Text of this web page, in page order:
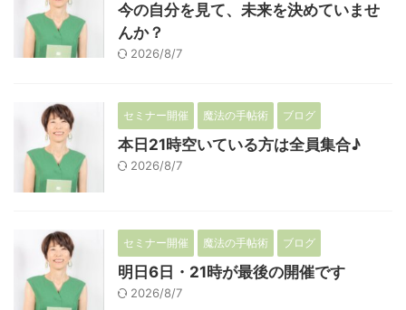
今の自分を見て、未来を決めていませ
んか？
2026/8/7
セミナー開催 魔法の手帖術 ブログ
本日21時空いている方は全員集合♪
2026/8/7
セミナー開催 魔法の手帖術 ブログ
明日6日・21時が最後の開催です
2026/8/7